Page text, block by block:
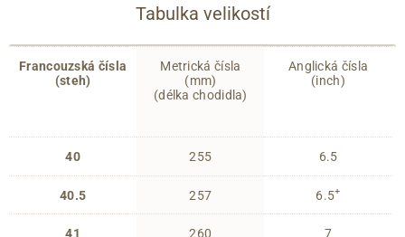
Tabulka velikostí
Francouzská čísla
(steh)
40
40.5
41
Metrická čísla
(mm)
(délka chodidla)
255
257
260
Anglická čísla
(inch)
6.5
6.5+
7